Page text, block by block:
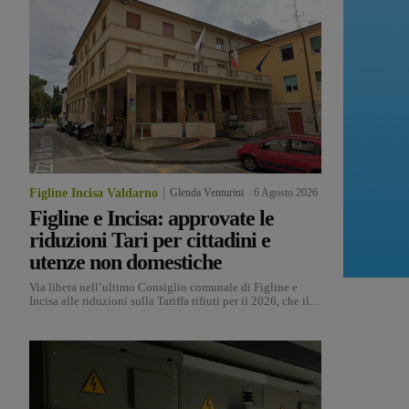
Figline Incisa Valdarno Glenda Venturini 6 Agosto 2026
Figline e Incisa: approvate le
riduzioni Tari per cittadini e
utenze non domestiche
Via libera nell’ultimo Consiglio comunale di Figline e
Incisa alle riduzioni sulla Tariffa rifiuti per il 2026, che il...